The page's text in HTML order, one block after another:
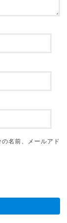
名前、メールアド